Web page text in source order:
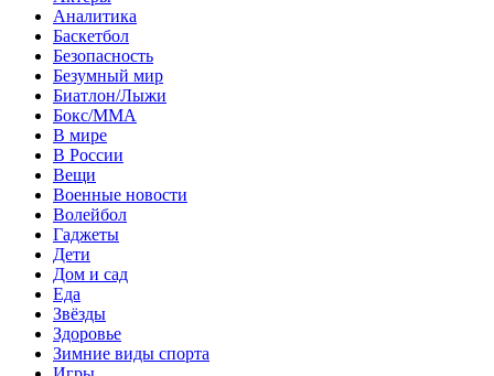
Аналитика
Баскетбол
Безопасность
Безумный мир
Биатлон/Лыжи
Бокс/MMA
В мире
В России
Вещи
Военные новости
Волейбол
Гаджеты
Дети
Дом и сад
Еда
Звёзды
Здоровье
Зимние виды спорта